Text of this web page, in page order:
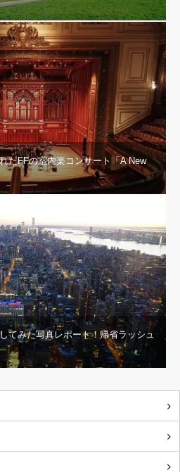
たFFの室内楽コンサート「A New
てみた写真レポート！帰省ラッシュ